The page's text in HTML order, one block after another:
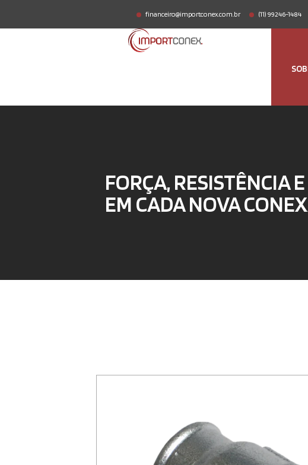
financeiro@importconex.com.br (11) 99246-1484
FORÇA, RESISTÊNCIA
EM CADA NOVA